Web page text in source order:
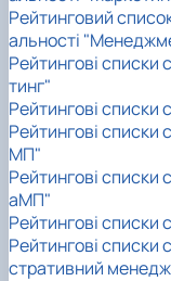
Рейтинговий
альності
Рейтингові списки
тинг"
Рейтингові списки
Рейтингові списки
МП"
Рейтингові списки
аМП"
Рейтингові
Рейтингові списки
стративний